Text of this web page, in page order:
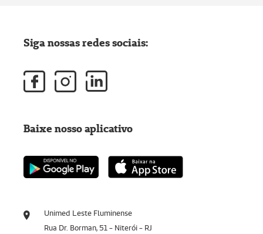
Unimed Leste Fluminense
Rua Dr. Borman, 51 - Niterói - RJ
Siga nossas redes sociais:
Baixe nosso aplicativo